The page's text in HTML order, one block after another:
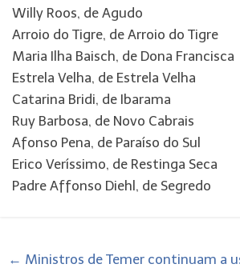
Willy Roos, de Agudo
Arroio do Tigre, de Arroio do Tigre
Maria Ilha Baisch, de Dona Francisca
Estrela Velha, de Estrela Velha
Catarina Bridi, de Ibarama
Ruy Barbosa, de Novo Cabrais
Afonso Pena, de Paraíso do Sul
Erico Veríssimo, de Restinga Seca
Padre Affonso Diehl, de Segredo
← Ministros de Temer continuam a